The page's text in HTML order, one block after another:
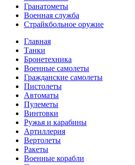
Гранатометы
Военная служба
Страйкбольное оружие
Главная
Танки
Бронетехника
Военные самолеты
Гражданские самолеты
Пистолеты
Автоматы
Пулеметы
Винтовки
Ружья и карабины
Артиллерия
Вертолеты
Ракеты
Военные корабли